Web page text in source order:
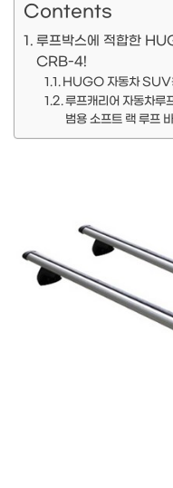
Contents
루프박스에 적합한
CRB-4!
HUGO 자동차 SUV
루프캐리어 자동차루
범용 소프트 랙 루프